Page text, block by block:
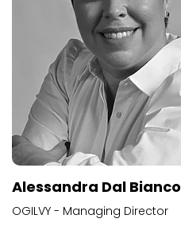
Alessandra Dal Bianco
OGILVY - Managing Director